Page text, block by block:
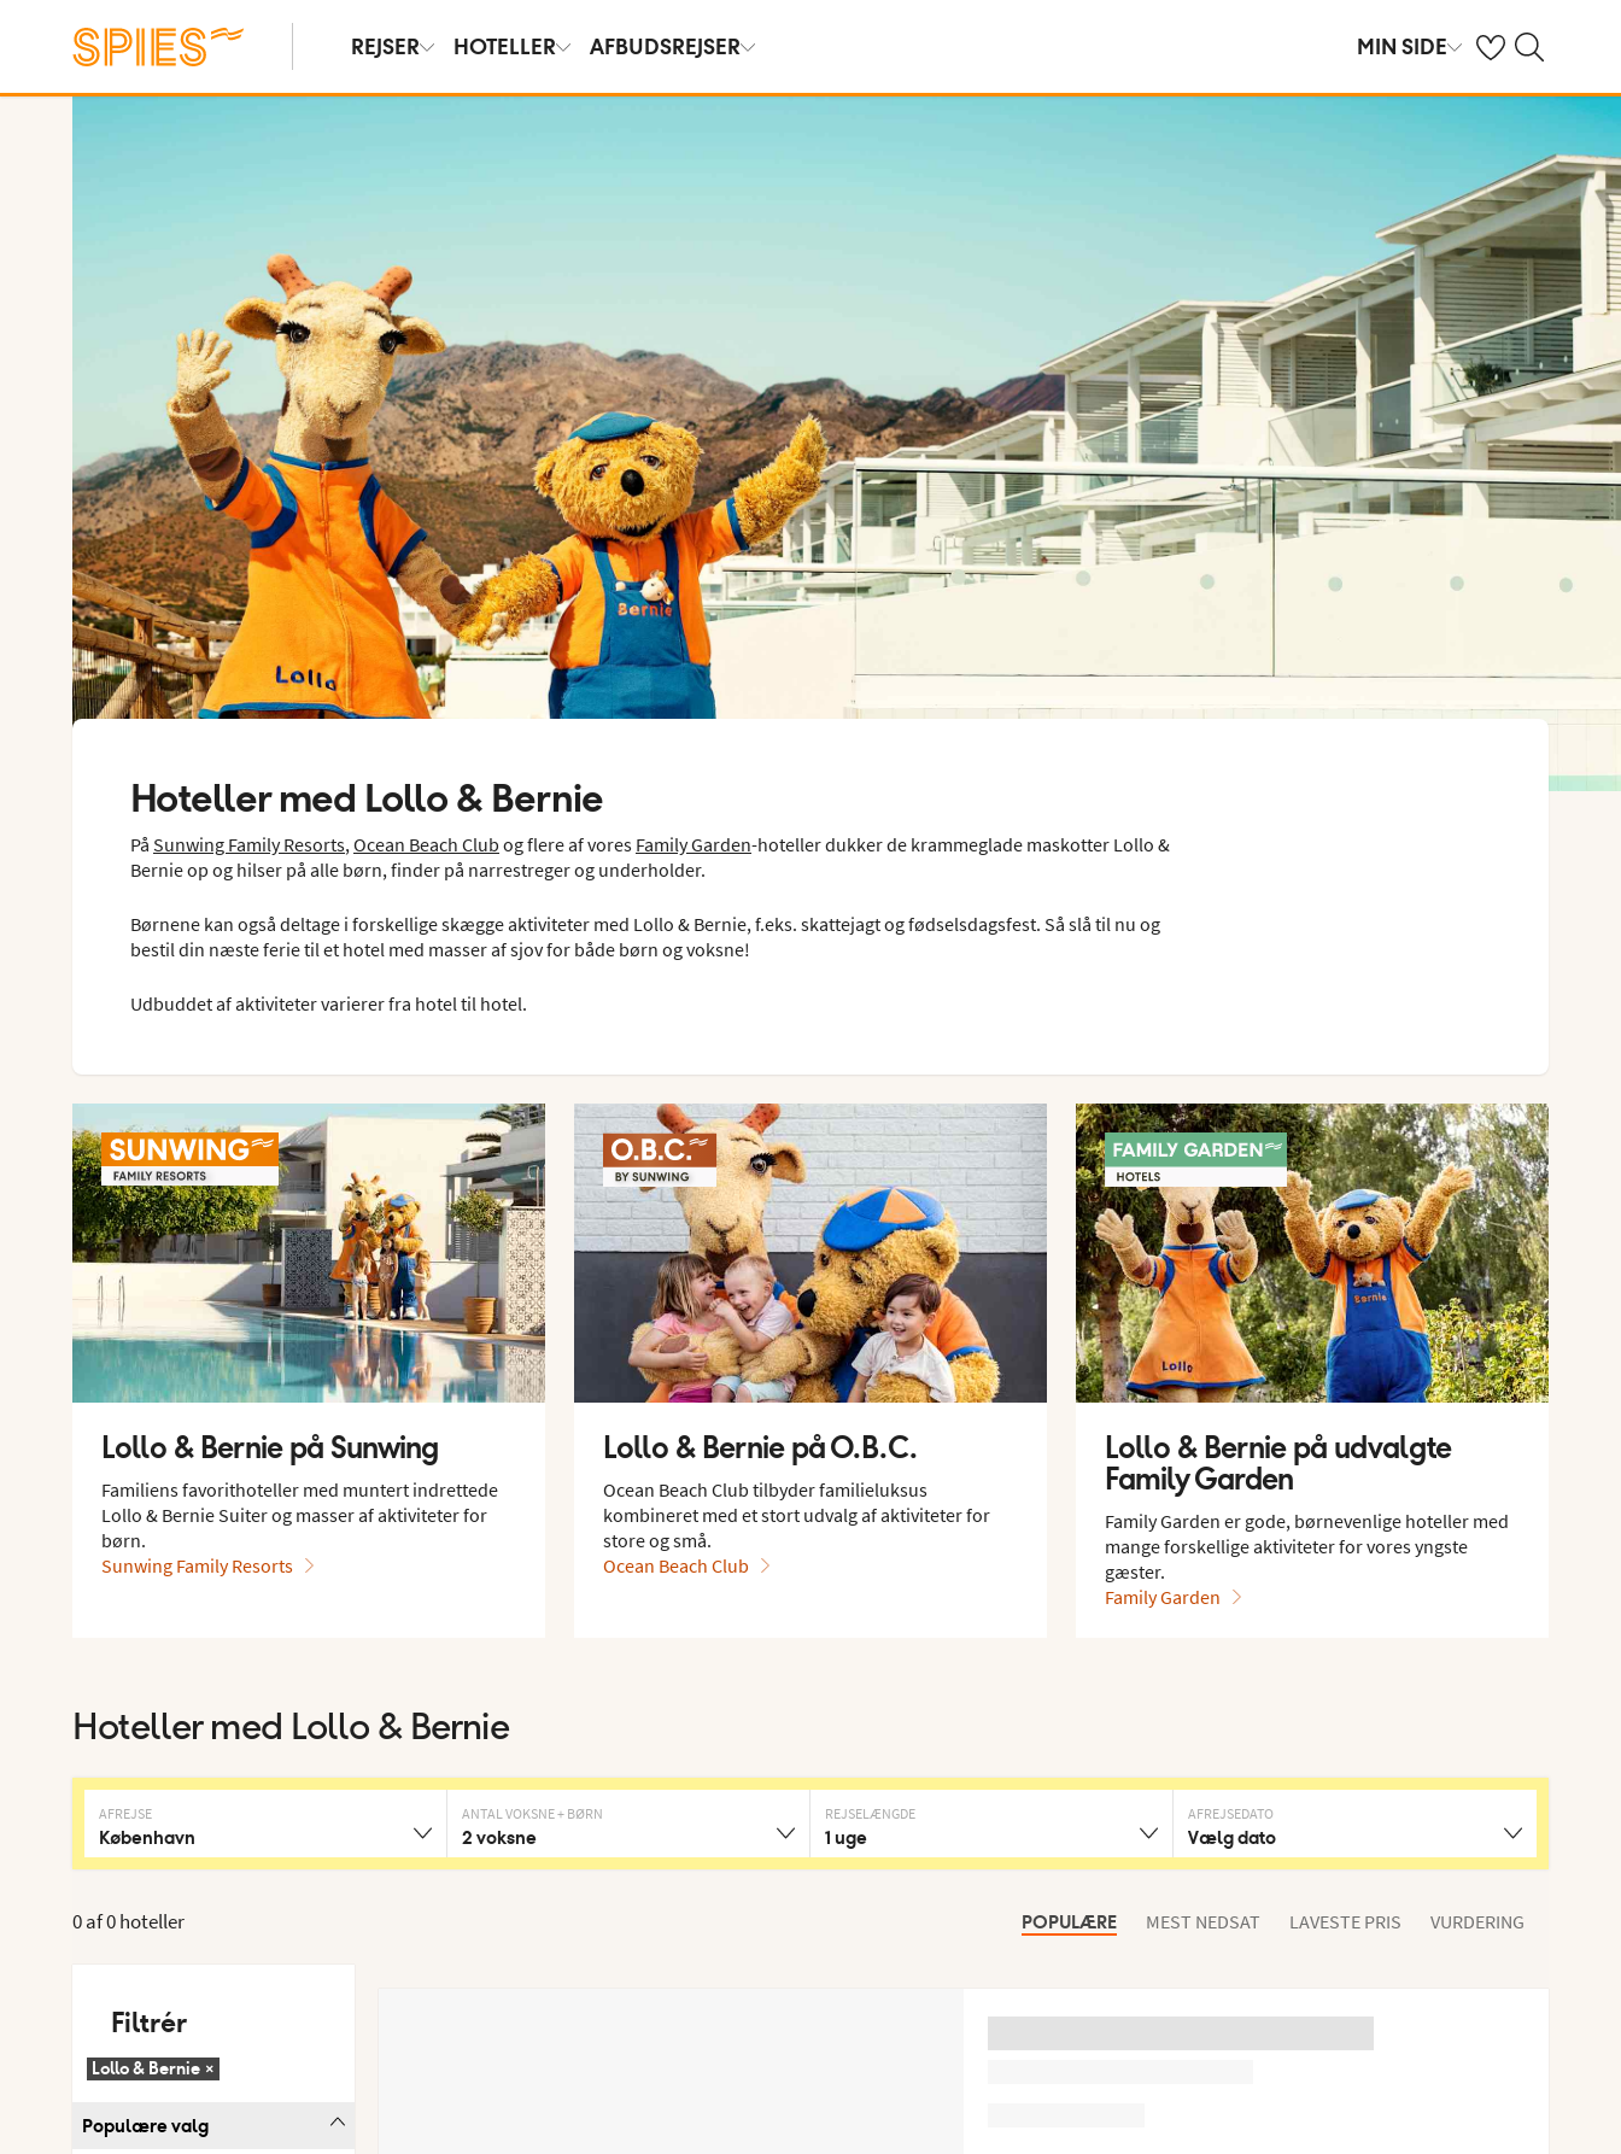
REJSER HOTELLER AFBUDSREJSER MIN SIDE Se dine gemte
Søg på spies.dk
Hoteller med Lollo & Bernie
På Sunwing Family Resorts, Ocean Beach Club og flere af vores Family Garden-hoteller dukker de krammeglade maskotter Lollo &
Bernie op og hilser på alle børn, finder på narrestreger og underholder.
Børnene kan også deltage i forskellige skægge aktiviteter med Lollo & Bernie, f.eks. skattejagt og fødselsdagsfest. Så slå til nu og
bestil din næste ferie til et hotel med masser af sjov for både børn og voksne!
Udbuddet af aktiviteter varierer fra hotel til hotel.
Lollo & Bernie på Sunwing
Familiens favorithoteller med muntert indrettede
Lollo & Bernie Suiter og masser af aktiviteter for
børn.
Sunwing Family Resorts
Lollo & Bernie på O.B.C.
Ocean Beach Club tilbyder familieluksus
kombineret med et stort udvalg af aktiviteter for
store og små.
Ocean Beach Club
Lollo & Bernie på udvalgte
Family Garden
Family Garden er gode, børnevenlige hoteller med
mange forskellige aktiviteter for vores yngste
gæster.
Family Garden
Hoteller med Lollo & Bernie
AFREJSE
København
ANTAL VOKSNE + BØRN
2 voksne
REJSELÆNGDE
1 uge
AFREJSEDATO
Vælg dato
POPULÆRE MEST NEDSAT LAVESTE PRIS VURDERING
0 af0 hoteller
Filtrér
Lollo & Bernie ×
Populære valg